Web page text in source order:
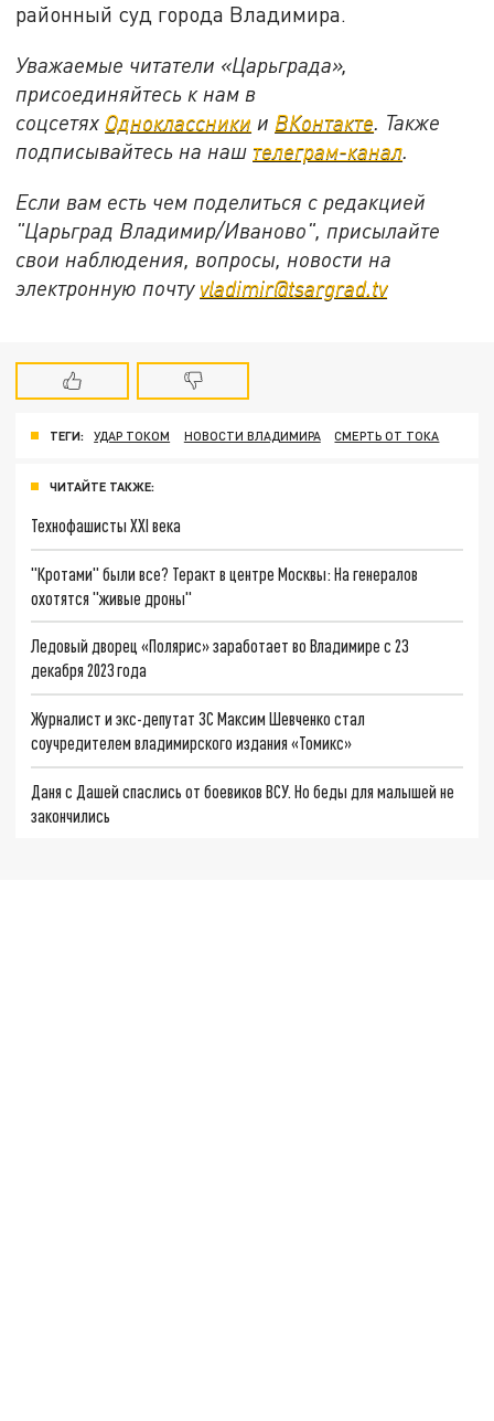
районный суд города Владимира.
Уважаемые читатели «Царьграда»,
присоединяйтесь к нам в
соцсетях Одноклассники и ВКонтакте. Также
подписывайтесь на наш телеграм-канал.
Если вам есть чем поделиться с редакцией
"Царьград Владимир/Иваново", присылайте
свои наблюдения, вопросы, новости на
электронную почту vladimir@tsargrad.tv
ТЕГИ: УДАР ТОКОМ НОВОСТИ ВЛАДИМИРА СМЕРТЬ ОТ ТОКА
ЧИТАЙТЕ ТАКЖЕ:
Технофашисты XXI века
"Кротами" были все? Теракт в центре Москвы: На генералов
охотятся "живые дроны"
Ледовый дворец «Полярис» заработает во Владимире с 23
декабря 2023 года
Журналист и экс-депутат ЗС Максим Шевченко стал
соучредителем владимирского издания «Томикс»
Даня с Дашей спаслись от боевиков ВСУ. Но беды для малышей не
закончились